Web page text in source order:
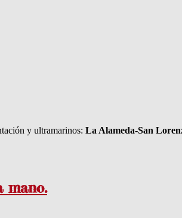
y ultramarinos: La Alameda-San
mano.